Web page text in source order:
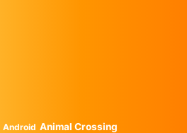
Android Animal Crossing